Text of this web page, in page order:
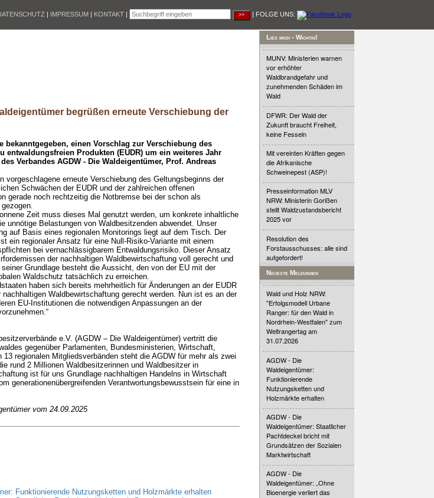
| IMPRESSUM | KONTAKT | | FOLGE UNS:
begrüßen erneute Verschiebung der
einen Vorschlag zur Verschiebung des
entwaldungsfreien Produkten (EUDR) um ein weiteres Jahr
Verbandes AGDW - Die Waldeigentümer, Prof. Andreas
vorgeschlagene erneute Verschiebung des Geltungsbeginns der
Schwächen der EUDR und der zahlreichen offenen
gerade noch rechtzeitig die Notbremse bei der schon als
Zeit muss dieses Mal genutzt werden, um konkrete inhaltliche
unnötige Belastungen von Waldbesitzenden abwendet. Unser
auf Basis eines regionalen Monitorings liegt auf dem Tisch. Der
ein regionaler Ansatz für eine Null-Risiko-Variante mit einem
bei vernachlässigbarem Entwaldungsrisiko. Dieser Ansatz
der nachhaltigen Waldbewirtschaftung voll gerecht und
Grundlage besteht die Aussicht, den von der EU mit der
Waldschutz tatsächlich zu erreichen.
haben sich bereits mehrheitlich für Änderungen an der EUDR
Waldbewirtschaftung gerecht werden. Nun ist es an der
EU-Institutionen die notwendigen Anpassungen an der
e.V. (AGDW – Die Waldeigentümer) vertritt die
gegenüber Parlamenten, Bundesministerien, Wirtschaft,
regionalen Mitgliedsverbänden steht die AGDW für mehr als zwei
rund 2 Millionen Waldbesitzerinnen und Waldbesitzer in
ist für uns Grundlage nachhaltigen Handelns in Wirtschaft
generationenübergreifenden Verantwortungsbewusstsein für eine in
vom 24.09.2025
Funktionierende Nutzungsketten und Holzmärkte erhalten
Lies mich - Wichtig!
MUNV: Ministerien warnen
vor erhöhter
Waldbrandgefahr und
zunehmenden Schäden im
Wald
DFWR: Der Wald der
Zukunft braucht Freiheit,
keine Fesseln
Mit vereinten Kräften gegen
die Afrikanische
Schweinepest (ASP)!
Presseinformation MLV
NRW: Ministerin Gorißen
stellt Waldzustandsbericht
2025 vor
Resolution des
Forstausschusses: alle sind
aufgefordert!
Neueste Meldungen
Wald und Holz NRW:
"Erfolgsmodell Urbane
Ranger: für den Wald in
Nordrhein-Westfalen" zum
Weltrangertag am
31.07.2026
AGDW - Die
Waldeigentümer:
Funktionierende
Nutzungsketten und
Holzmärkte erhalten
AGDW - Die
Waldeigentümer: Staatlicher
Pachtdeckel bricht mit
Grundsätzen der Sozialen
Marktwirtschaft
AGDW - Die
Waldeigentümer: „Ohne
Bioenergie verliert das